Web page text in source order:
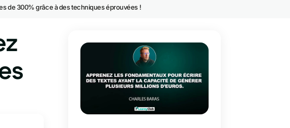
de 300% grâce à des techniques éprouvées !